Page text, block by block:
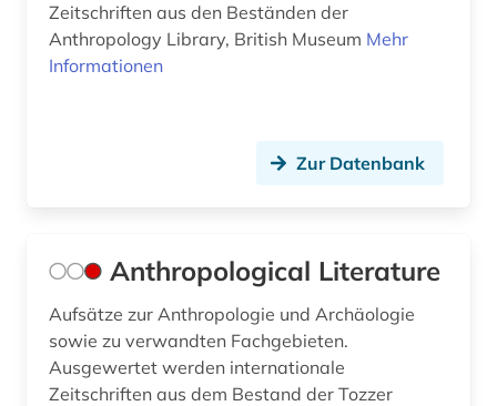
grammatik (1)
griechenland (altertum) (3)
griechenland < altertum > (1)
griechisch (12)
griechische literatur (1)
Zeitschriften aus den Beständen der
Anthropology Library, British Museum Mehr
Informationen
Zur Datenbank
Anthropological Literature
Aufsätze zur Anthropologie und Archäologie
sowie zu verwandten Fachgebieten.
Ausgewertet werden internationale
Zeitschriften aus dem Bestand der Tozzer